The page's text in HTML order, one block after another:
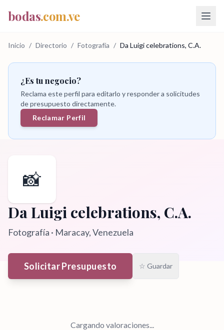
bodas.com.ve
Inicio / Directorio / Fotografía / Da Luigi celebrations, C.A.
¿Es tu negocio?
Reclama este perfil para editarlo y responder a solicitudes
de presupuesto directamente.
Reclamar Perfil
📸
Da Luigi celebrations, C.A.
Fotografía · Maracay, Venezuela
Solicitar Presupuesto ☆ Guardar
Cargando valoraciones...